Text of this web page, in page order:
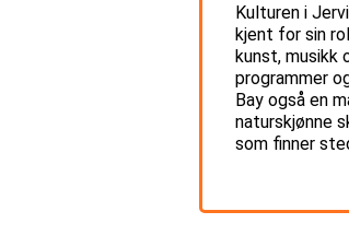
Kulturen i
kjent for sin
kunst, musikk
programmer
Bay også en
naturskjønne
som finner